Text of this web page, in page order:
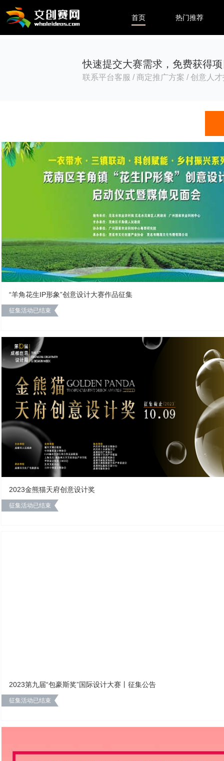
首页 热门推荐
快速提交大赛需求，免费获得
联系平台客服 / 商定推广方案 / 创意人
“羊角花生IP形象”创意设计大赛作品征集
征集活动已结束
2023金熊猫天府创意设计奖
征集活动已结束
2023第九届“包豪斯奖”国际设计大赛丨征集公告
征集活动已结束